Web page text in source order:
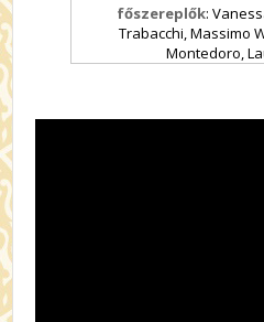
főszereplők:
Trabacchi, Massimo
Montedoro,